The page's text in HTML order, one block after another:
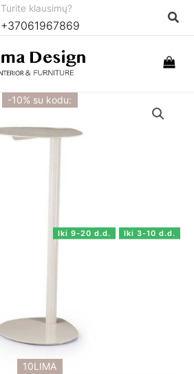
Turite klausimų?
+37061967869
10LIMA
-10% su kodu:
Iki 9-20 d.d. Iki 3-10 d.d.